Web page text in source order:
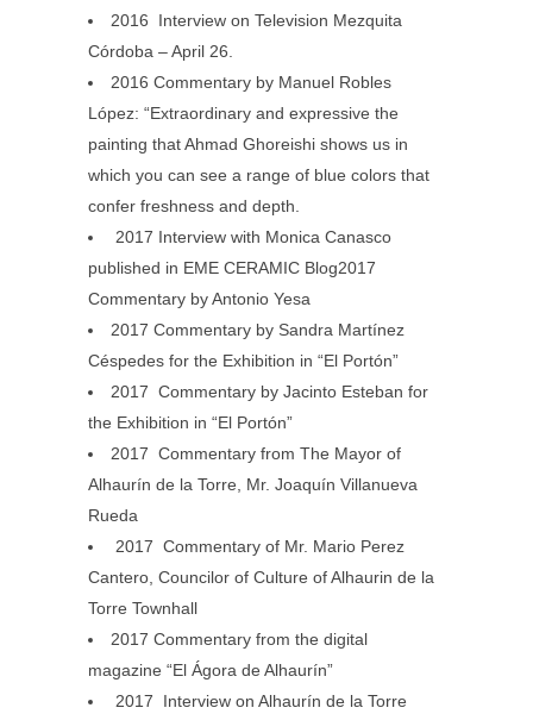
2016 Interview on Television Mezquita
Córdoba – April 26.
2016 Commentary by Manuel Robles
López: “Extraordinary and expressive the
painting that Ahmad Ghoreishi shows us in
which you can see a range of blue colors that
confer freshness and depth.
2017 Interview with Monica Canasco
published in EME CERAMIC Blog2017
Commentary by Antonio Yesa
2017 Commentary by Sandra Martínez
Céspedes for the Exhibition in “El Portón”
2017 Commentary by Jacinto Esteban for
the Exhibition in “El Portón”
2017 Commentary from The Mayor of
Alhaurín de la Torre, Mr. Joaquín Villanueva
Rueda
2017 Commentary of Mr. Mario Perez
Cantero, Councilor of Culture of Alhaurin de la
Torre Townhall
2017 Commentary from the digital
magazine “El Ágora de Alhaurín”
2017 Interview on Alhaurín de la Torre